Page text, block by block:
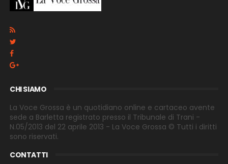
CHI SIAMO
La Voce Grossa è un quotidiano online e cartaceo avente
sede a Barletta registrato presso il Tribunale di Trani -
N.05/2013 del 22 aprile 2013 - La Voce Grossa © Tutti i diritti
sono riservati.
CONTATTI